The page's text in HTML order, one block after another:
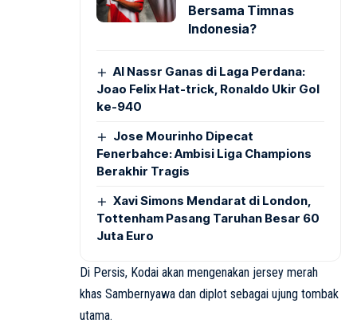
Bersama Timnas
Indonesia?
Al Nassr Ganas di Laga Perdana:
Joao Felix Hat-trick, Ronaldo Ukir Gol
ke-940
Jose Mourinho Dipecat
Fenerbahce: Ambisi Liga Champions
Berakhir Tragis
Xavi Simons Mendarat di London,
Tottenham Pasang Taruhan Besar 60
Juta Euro
Di Persis, Kodai akan mengenakan jersey merah
khas Sambernyawa dan diplot sebagai ujung tombak
utama.